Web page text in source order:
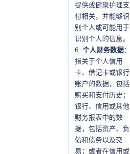
提供或健康护理支
付相关，并能够识
别个人或可能用于
识别个人的信息。
6. 个人财务数据：
指关于个人信用
卡、借记卡或银行
账户的数据，包括
购买和支付历史；
银行、信用或其他
财务报表中的数
据，包括资产、负
债和债务以及交
易；或者在信用或